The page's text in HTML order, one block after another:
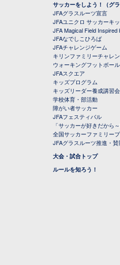
サッカーをしよう！（グラ
JFAグラスルーツ宣言
JFAユニクロ サッカーキ
JFA Magical Field Inspired
JFAなでしこひろば
JFAチャレンジゲーム
キリンファミリーチャレ
ウォーキングフットボール
JFAスクエア
キッズプログラム
キッズリーダー養成講習会
学校体育・部活動
障がい者サッカー
JFAフェスティバル
「サッカーが好きだから
全国サッカーファミリー
JFAグラスルーツ推進・
大会・試合トップ
ルールを知ろう！